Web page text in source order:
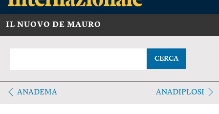
IL NUOVO DE MAURO
CERCA
ANADEMA ANADIPLOSI